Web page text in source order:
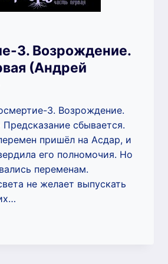
3. Возрождение.
(Андрей
3. Возрождение.
Предсказание сбывается.
пришёл на Асдар, и
его полномочия. Но
переменам.
не желает выпускать
3.